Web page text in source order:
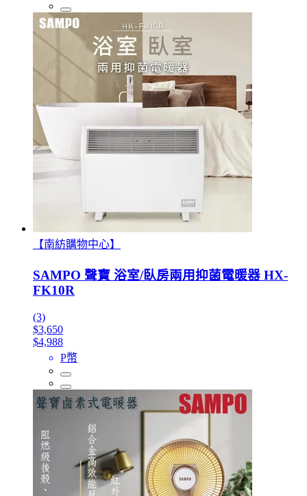
【南紡購物中心】
SAMPO 聲寶 浴室/臥房兩用抑菌電暖器 HX-
FK10R
(3)
$3,650
$4,988
P幣